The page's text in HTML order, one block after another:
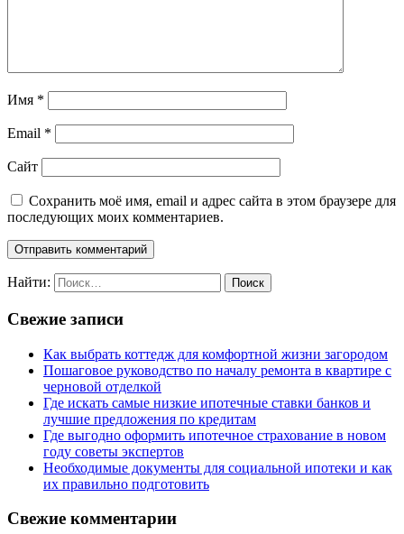
Имя *
Email *
Сайт
Сохранить моё имя, email и адрес сайта в этом браузере для
последующих моих комментариев.
Найти:
Свежие записи
Как выбрать коттедж для комфортной жизни загородом
Пошаговое руководство по началу ремонта в квартире с
черновой отделкой
Где искать самые низкие ипотечные ставки банков и
лучшие предложения по кредитам
Где выгодно оформить ипотечное страхование в новом
году советы экспертов
Необходимые документы для социальной ипотеки и как
их правильно подготовить
Свежие комментарии